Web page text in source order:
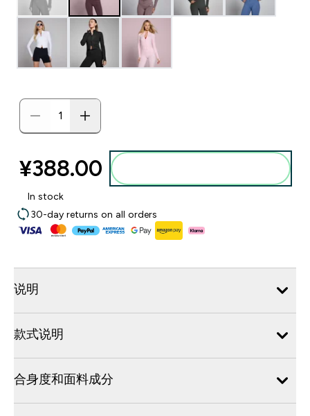
¥388.00‎
In stock
30-day returns on all orders
说明
款式说明
合身度和面料成分